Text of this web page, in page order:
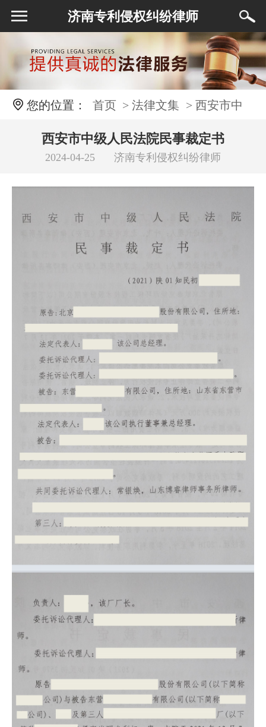
济南专利侵权纠纷律师
您的位置： 首页 > 法律文集 > 西安市中
级人民法院民事裁定书
西安市中级人民法院民事裁定书
2024-04-25 济南专利侵权纠纷律师